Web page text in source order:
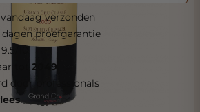
verzonden
proefgarantie
10
tot 2049
door professionals